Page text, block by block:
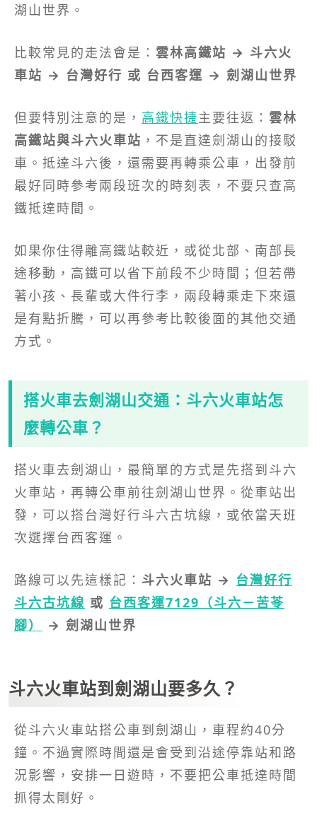
湖山世界。
比較常見的走法會是： 雲林高鐵站 → 斗六火
車站 → 台灣好行 或 台西客運 → 劍湖山世界
但要特別注意的是， 高鐵快捷主要往返： 雲林
高鐵站與斗六火車站 ，不是直達劍湖山的接駁
車。抵達斗六後，還需要再轉乘公車，出發前
最好同時參考兩段班次的時刻表，不要只查高
鐵抵達時間。
如果你住得離高鐵站較近，或從北部、南部長
途移動，高鐵可以省下前段不少時間；但若帶
著小孩、長輩或大件行李，兩段轉乘走下來還
是有點折騰，可以再參考比較後面的其他交通
方式。
搭火車去劍湖山交通：斗六火車站怎
麼轉公車？
搭火車去劍湖山，最簡單的方式是先搭到斗六
火車站，再轉公車前往劍湖山世界。從車站出
發，可以搭台灣好行斗六古坑線，或依當天班
次選擇台西客運。
路線可以先這樣記： 斗六火車站 → 台灣好行
斗六古坑線 或 台西客運7129（斗六－苦苓
腳）
→ 劍湖山世界
斗六火車站到劍湖山要多久？
從斗六火車站搭公車到劍湖山，車程約40分
鐘。不過實際時間還是會受到沿途停靠站和路
況影響，安排一日遊時，不要把公車抵達時間
抓得太剛好。